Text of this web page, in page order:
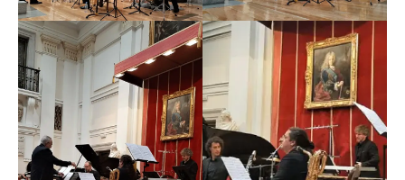
Ha participado en numerosos festivales de música
contemporánea tanto a nivel nacional como
internacional pudiendo destacar el Festival de
Primavera de Salamanca, el Festival de Música
Española de León, el COMA (Festival Internacional de
Música Contemporánea de Madrid), el Ciclo de
Conciertos de la Universidad Autónoma de Madrid, las
Jornadas de Música Contemporánea de Segovia (de las